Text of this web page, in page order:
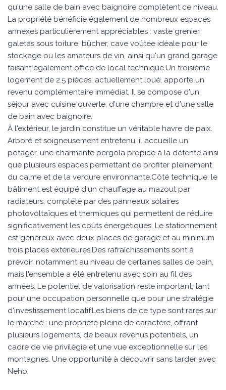
qu'une salle de bain avec baignoire complètent ce niveau.
La propriété bénéficie également de nombreux espaces
annexes particulièrement appréciables : vaste grenier,
galetas sous toiture, bûcher, cave voûtée idéale pour le
stockage ou les amateurs de vin, ainsi qu'un grand garage
faisant également office de local technique.Un troisième
logement de 2.5 pièces, actuellement loué, apporte un
revenu complémentaire immédiat. Il se compose d'un
séjour avec cuisine ouverte, d'une chambre et d'une salle
de bain avec baignoire.
À l'extérieur, le jardin constitue un véritable havre de paix.
Arboré et soigneusement entretenu, il accueille un
potager, une charmante pergola propice à la détente ainsi
que plusieurs espaces permettant de profiter pleinement
du calme et de la verdure environnante.Côté technique, le
bâtiment est équipé d'un chauffage au mazout par
radiateurs, complété par des panneaux solaires
photovoltaïques et thermiques qui permettent de réduire
significativement les coûts énergétiques. Le stationnement
est généreux avec deux places de garage et au minimum
trois places extérieures.Des rafraîchissements sont à
prévoir, notamment au niveau de certaines salles de bain,
mais l'ensemble a été entretenu avec soin au fil des
années. Le potentiel de valorisation reste important, tant
pour une occupation personnelle que pour une stratégie
d'investissement locatif.Les biens de ce type sont rares sur
le marché : une propriété pleine de caractère, offrant
plusieurs logements, de beaux revenus potentiels, un
cadre de vie privilégié et une vue exceptionnelle sur les
montagnes. Une opportunité à découvrir sans tarder avec
Neho.